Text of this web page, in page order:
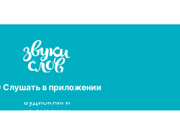
Слушатьв приложении
Лучшие
аудиокниги
на русском